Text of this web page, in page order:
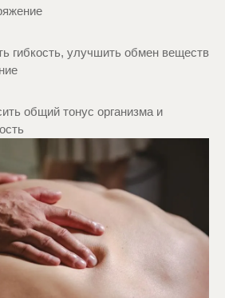
гибкость, улучшить обмен веществ
общий тонус организма и